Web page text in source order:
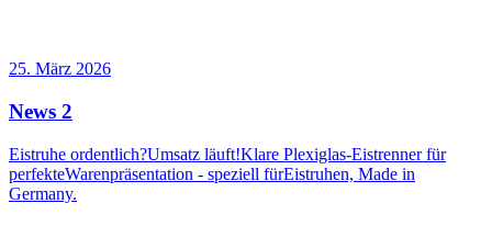
25. März 2026
News 2
Eistruhe ordentlich?Umsatz läuft!Klare Plexiglas-Eistrenner für
perfekteWarenpräsentation - speziell fürEistruhen, Made in
Germany.